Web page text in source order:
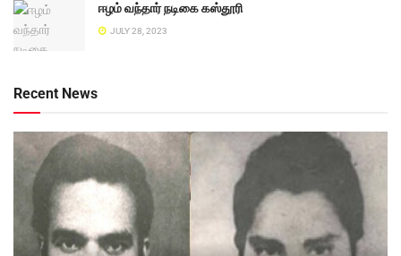
ஈழம் வந்தார் நடிகை கஸ்தூரி
JULY 28, 2023
Recent News